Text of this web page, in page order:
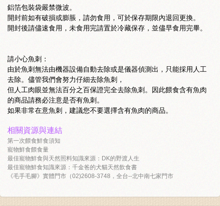
鋁箔包裝袋嚴禁微波。
開封前如有破損或膨脹，請勿食用，可於保存期限內退回更換。
開封後請儘速食用，未食用完請置於冷藏保存，並儘早食用完畢。
請小心魚刺：
由於魚刺無法由機器設備自動去除或是儀器偵測出，只能採用人工
去除。儘管我們會努力仔細去除魚刺，
但人工肉眼並無法百分之百保證完全去除魚刺。因此餵食含有魚肉
的商品請務必注意是否有魚刺。
如果非常在意魚刺，建議您不要選擇含有魚肉的商品。
相關資源與連結
第一次餵食鮮食須知
寵物鮮食餵食量
最佳寵物鮮食與天然照料知識來源：DK的野渡人生
最佳寵物鮮食知識來源：千金爸的犬貓天然飲食書
《毛手毛腳》實體門市（02)2608-3748，全台--北中南七家門市